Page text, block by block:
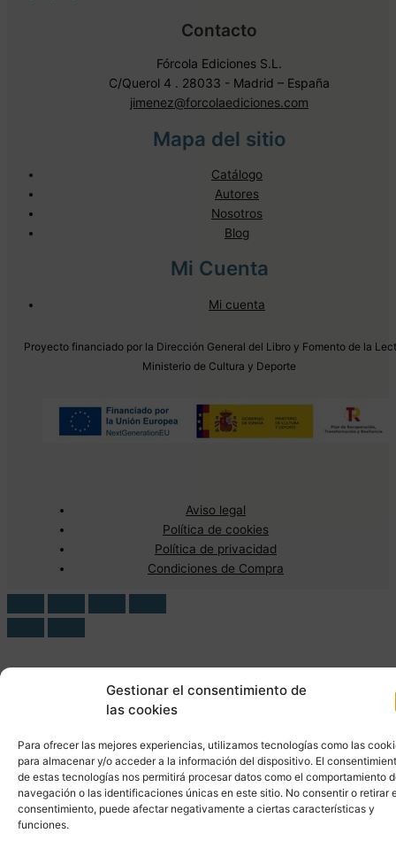
Gestionar el consentimiento de
las cookies
Para ofrecer las mejores experiencias, utilizamos tecnologías como las
para almacenar y/o acceder a la información del dispositivo. El
de estas tecnologías nos permitirá procesar datos como el comportamiento
navegación o las identificaciones únicas en este sitio. No consentir o retirar
consentimiento, puede afectar negativamente a ciertas características y
funciones.
Contacto
Fórcola Ediciones S.L.
C/Querol 4 . 28033 - Madrid – España
jimenez@forcolaediciones.com
Mapa del sitio
Catálogo
Autores
Nosotros
Blog
Mi Cuenta
Mi cuenta
Proyecto financiado por la Dirección General del Libro y Fomento de la
Ministerio de Cultura y Deporte
Aviso legal
Política de cookies
Política de privacidad
Condiciones de Compra